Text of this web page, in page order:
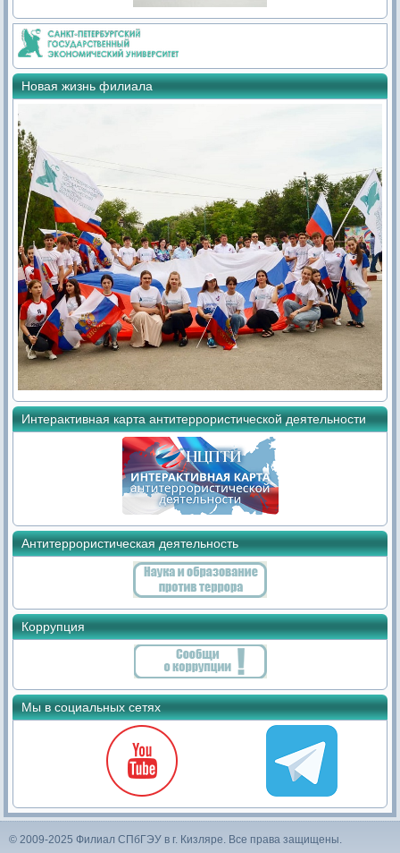
Новая жизнь филиала
Интерактивная карта антитеррористической деятельности
Антитеррористическая деятельность
Коррупция
Мы в социальных сетях
© 2009-2025 Филиал СПбГЭУ в г. Кизляре. Все права защищены.